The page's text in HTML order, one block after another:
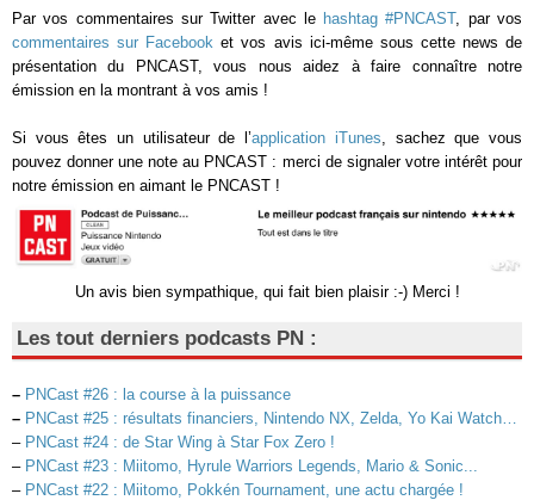
Par vos commentaires sur Twitter avec le hashtag #PNCAST, par vos
commentaires sur Facebook et vos avis ici-même sous cette news de
présentation du PNCAST, vous nous aidez à faire connaître notre
émission en la montrant à vos amis !
Si vous êtes un utilisateur de l’application iTunes , sachez que vous
pouvez donner une note au PNCAST : merci de signaler votre intérêt pour
notre émission en aimant le PNCAST !
Un avis bien sympathique, qui fait bien plaisir :-) Merci !
Les tout derniers podcasts PN :
– PNCast #26 : la course à la puissance
– PNCast #25 : résultats financiers, Nintendo NX, Zelda, Yo Kai Watch…
– PNCast #24 : de Star Wing à Star Fox Zero !
– PNCast #23 : Miitomo, Hyrule Warriors Legends, Mario & Sonic...
– PNCast #22 : Miitomo, Pokkén Tournament, une actu chargée !